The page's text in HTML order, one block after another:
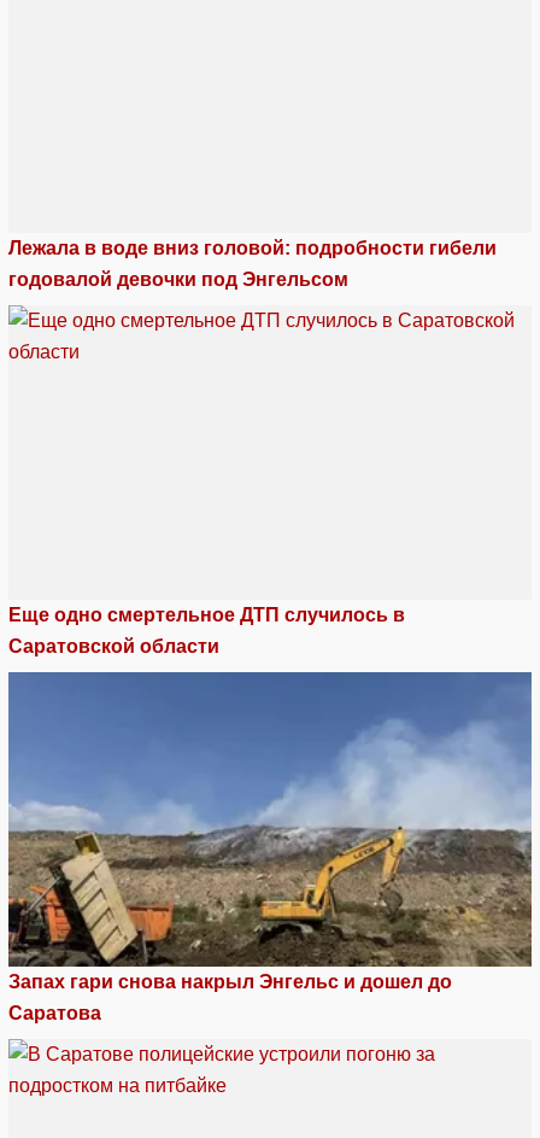
Лежала в воде вниз головой: подробности гибели
годовалой девочки под Энгельсом
Еще одно смертельное ДТП случилось в
Саратовской области
Запах гари снова накрыл Энгельс и дошел до
Саратова